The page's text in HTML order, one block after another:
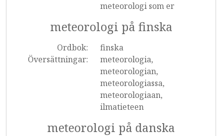
meteorologi som er
meteorologi på finska
Ordbok:
finska
Översättningar:
meteorologia,
meteorologian,
meteorologiassa,
meteorologiaan,
ilmatieteen
meteorologi på danska